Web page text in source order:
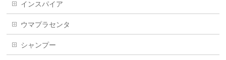
インスパイア
ウマプラセンタ
シャンプー